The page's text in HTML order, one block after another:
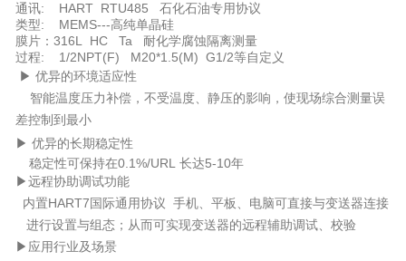
通讯: HART RTU485 石化石油专用协议
类型: MEMS---高纯单晶硅
膜片：316L HC Ta 耐化学腐蚀隔离测量
过程: 1/2NPT(F) M20*1.5(M) G1/2等自定义
▶ 优异的环境适应性
智能温度压力补偿，不受温度、静压的影响，使现场综合测量误
差控制到最小
▶ 优异的长期稳定性
稳定性可保持在0.1%/URL 长达5-10年
▶远程协助调试功能
内置HART7国际通用协议 手机、平板、电脑可直接与变送器连接
进行设置与组态；从而可实现变送器的远程辅助调试、校验
▶应用行业及场景